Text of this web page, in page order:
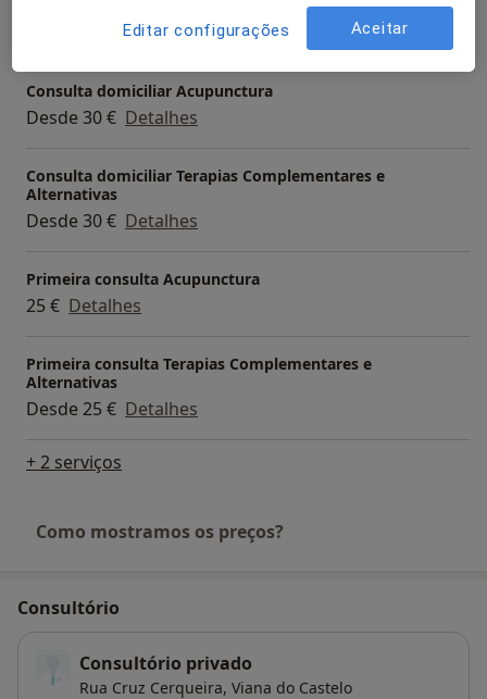
Detalhes
Consulta domiciliar Acupunctura
Desde 30 € Detalhes
Consulta domiciliar Terapias Complementares e
Alternativas
Desde 30 € Detalhes
Primeira consulta Acupunctura
25 € Detalhes
Primeira consulta Terapias Complementares e
Alternativas
Desde 25 € Detalhes
+ 2 serviços
Como mostramos os preços?
Consultório
Consultório privado
Rua Cruz Cerqueira, Viana do Castelo
Editar configurações Aceitar